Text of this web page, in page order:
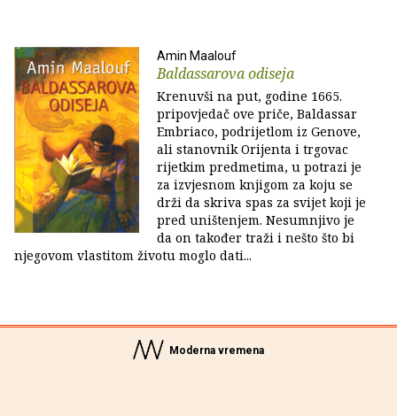
Amin Maalouf
Baldassarova odiseja
Krenuvši na put, godine 1665.
pripovjedač ove priče, Baldassar
Embriaco, podrijetlom iz Genove,
ali stanovnik Orijenta i trgovac
rijetkim predmetima, u potrazi je
za izvjesnom knjigom za koju se
drži da skriva spas za svijet koji je
pred uništenjem. Nesumnjivo je
da on također traži i nešto što bi
njegovom vlastitom životu moglo dati...
Moderna vremena